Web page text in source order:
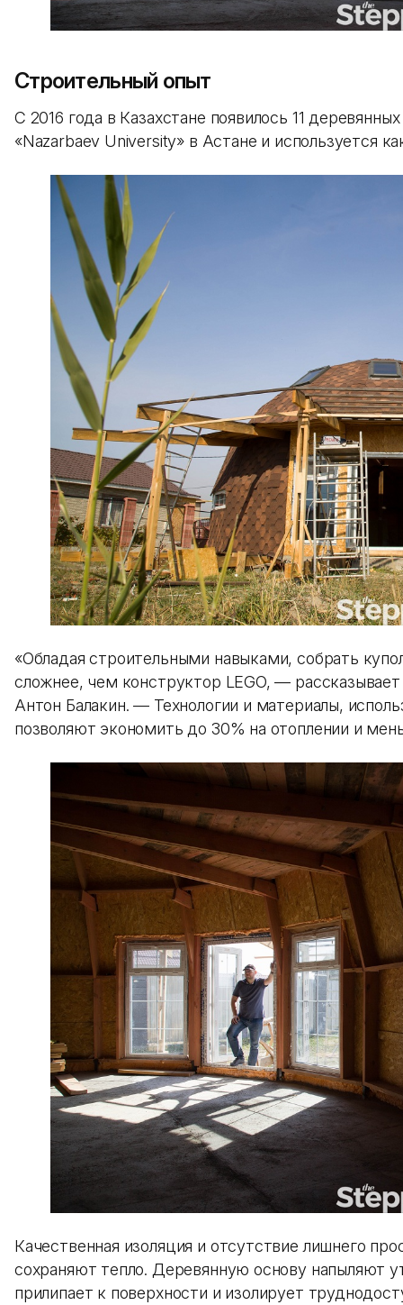
Строительный опыт
С 2016 года в Казахстане появилось 11
«Nazarbaev University» в Астане и используется
«Обладая строительными навыками, собрать
сложнее, чем конструктор LEGO, —
Антон Балакин. — Технологии и материалы,
позволяют экономить до 30% на отоплении и
Качественная изоляция и отсутствие лишнего
сохраняют тепло. Деревянную основу напыляют
прилипает к поверхности и изолирует